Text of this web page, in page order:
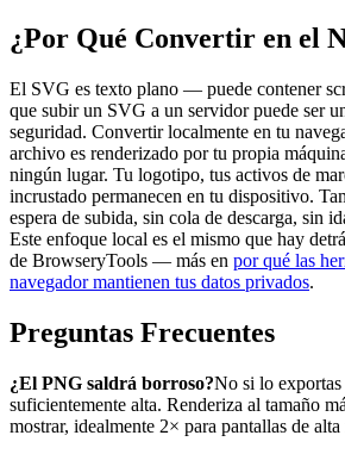
¿Por Qué Convertir en el
El SVG es texto plano — puede contener
que subir un SVG a un servidor puede ser
seguridad. Convertir localmente en tu
archivo es renderizado por tu propia
ningún lugar. Tu logotipo, tus activos de
incrustado permanecen en tu dispositivo.
espera de subida, sin cola de descarga, sin
Este enfoque local es el mismo que hay
de BrowseryTools — más en por qué las
navegador mantienen tus datos privados.
Preguntas Frecuentes
¿El PNG saldrá borroso?No si lo
suficientemente alta. Renderiza al tamaño
mostrar, idealmente 2× para pantallas de